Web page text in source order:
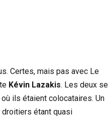
Certes, mais pas avec Le
Kévin Lazakis. Les deux se
ils étaient colocataires. Un
droitiers étant quasi